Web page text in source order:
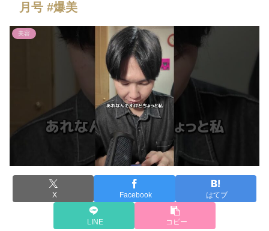
月号 #爆美
美容
X Facebook はてブ
LINE コピー